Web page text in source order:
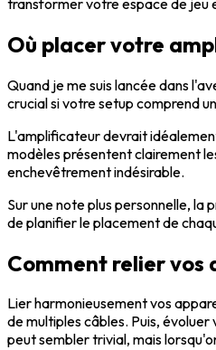
Où placer votre
Quand je me suis lancée dans
crucial si votre setup comprend
L'amplificateur devrait
modèles présentent clairement
enchevêtrement indésirable.
Sur une note plus personnelle,
de planifier le placement de
Comment relier vos
Lier harmonieusement vos
de multiples câbles. Puis,
peut sembler trivial, mais